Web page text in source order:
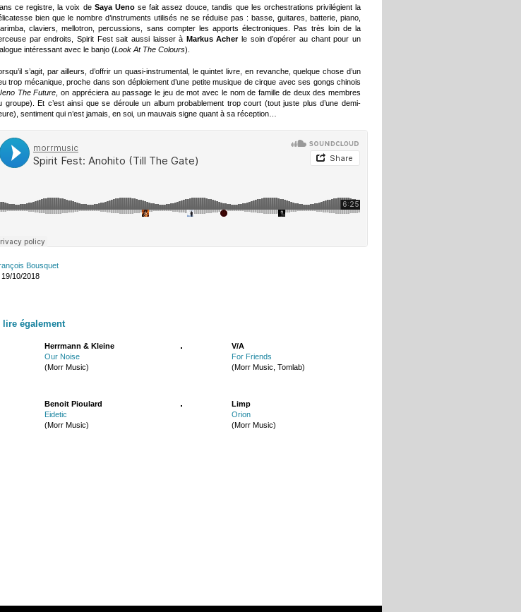
ce registre, la voix de Saya Uenose fait assez douce, tandis que les orchestrations privilégient la
bien que le nombre d’instruments utilisés ne se réduise pas : basse, guitares, batterie, piano,
claviers, mellotron, percussions, sans compter les apports électroniques. Pas très loin de la
par endroits, Spirit Fest sait aussi laisser à Markus Acherle soin d’opérer au chant pour un
intéressant avec le banjo (Look At The Colours).
s’agit, par ailleurs, d’offrir un quasi-instrumental, le quintet livre, en revanche, quelque chose d’un
trop mécanique, proche dans son déploiement d’une petite musique de cirque avec ses gongs chinois
The Future , on appréciera au passage le jeu de mot avec le nom de famille de deux des membres
groupe). Et c’est ainsi que se déroule un album probablement trop court (tout juste plus d’une demi-
sentiment qui n’est jamais, en soi, un mauvais signe quant à sa réception…
Bousquet
19/10/2018
lire également
Herrmann & Kleine
Our Noise
(Morr Music)
V/A
For Friends
(Morr Music, Tomlab)
Benoit Pioulard
Eidetic
(Morr Music)
Limp
Orion
(Morr Music)